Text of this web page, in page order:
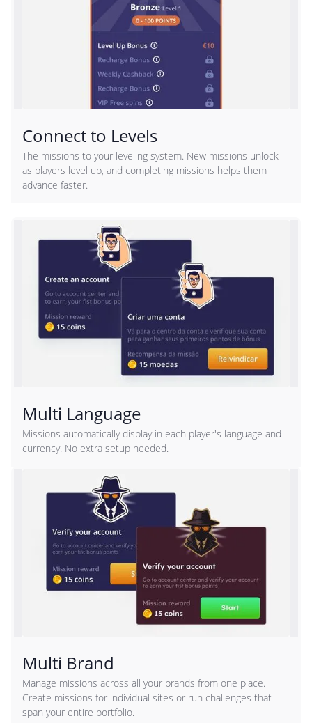
Connect to Levels
The missions to your leveling system. New missions unlock
as players level up, and completing missions helps them
advance faster.
Multi Language
Missions automatically display in each player's language and
currency. No extra setup needed.
Multi Brand
Manage missions across all your brands from one place.
Create missions for individual sites or run challenges that
span your entire portfolio.